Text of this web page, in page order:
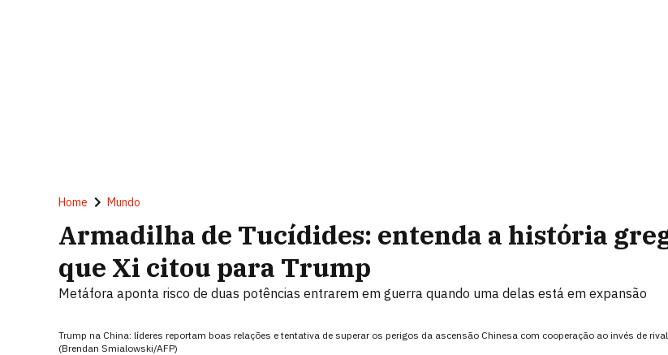
Home Mundo
Armadilha de Tucídides: entenda a história
que Xi citou para Trump
Metáfora aponta risco de duas potências entrarem em guerra quando uma delas está em expansão
Trump na China: líderes reportam boas relações e tentativa de superar os perigos da ascensão Chinesa com cooperação ao invés de
(Brendan Smialowski/AFP)